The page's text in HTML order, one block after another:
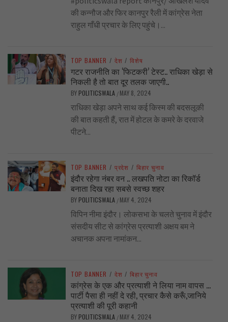
की कन्नौज और फिर कानपुर रैली में कांग्रेस नेता
राहुल गाँधी प्रचार के लिए पहुंचे।...
TOP BANNER / देश / विशेष
गटर राजनीति का ‘फिटकरी’ टेस्ट.. राधिका खेड़ा से
निकली है तो बात दूर तलक जाएगी..
BY POLITICSWALA / MAY 8, 2024
राधिका खेड़ा अपने साथ कई किस्म की बदसलूकी
की बात कहती हैं, रात में होटल के कमरे के दरवाजे
पीटने...
TOP BANNER / प्रदेश / बिहार चुनाव
इंदौर रहेगा नंबर वन .. लखपति नोटा का रिकॉर्ड
बनाता दिख रहा सबसे स्वच्छ शहर
BY POLITICSWALA / MAY 4, 2024
विपिन नीमा इंदौर। लोकसभा के चलते चुनाव में इंदौर
संसदीय सीट से कांग्रेस प्रत्याशी अक्षय बम ने
अचानक अपना नामांकन...
TOP BANNER / देश / बिहार चुनाव
कांग्रेस के एक और प्रत्याशी ने लिया नाम वापस …
पार्टी पैसा ही नहीं दे रही, प्रचार कैसे करूँ,जानिये
प्रत्याशी की पूरी कहानी
BY POLITICSWALA / MAY 4, 2024